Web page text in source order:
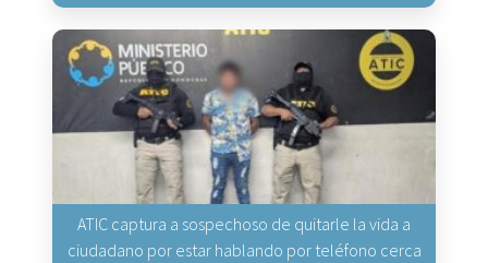
ATIC captura a sospechoso de quitarle la vida a
ciudadano por estar hablando por teléfono cerca